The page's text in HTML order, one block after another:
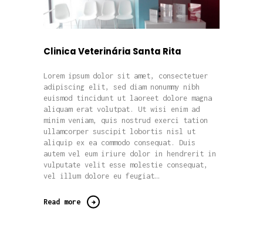
Clinica Veterinária Santa Rita
Lorem ipsum dolor sit amet, consectetuer
adipiscing elit, sed diam nonummy nibh
euismod tincidunt ut laoreet dolore magna
aliquam erat volutpat. Ut wisi enim ad
minim veniam, quis nostrud exerci tation
ullamcorper suscipit lobortis nisl ut
aliquip ex ea commodo consequat. Duis
autem vel eum iriure dolor in hendrerit in
vulputate velit esse molestie consequat,
vel illum dolore eu feugiat…
Read more